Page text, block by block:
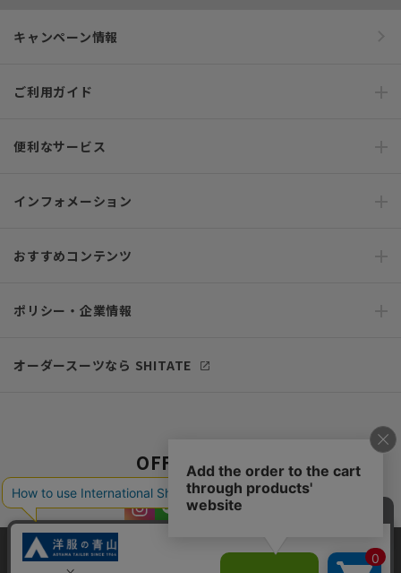
キャンペーン情報
ご利用ガイド
便利なサービス
インフォメーション
おすすめコンテンツ
ポリシー・企業情報
オーダースーツなら SHITATE
OFFICIAL SNS